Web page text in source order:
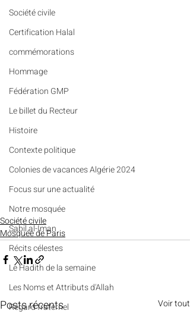
Société civile
Certification Halal
commémorations
Hommage
Fédération GMP
Le billet du Recteur
Histoire
Contexte politique
Colonies de vacances Algérie 2024
​​Focus sur une actualité
Notre mosquée
Sabil al-Iman
Récits célestes
Le Hadith de la semaine
Les Noms et Attributs d'Allah
Regard fraternel
Société civile
Mosquée de Paris
Posts récents Voir tout